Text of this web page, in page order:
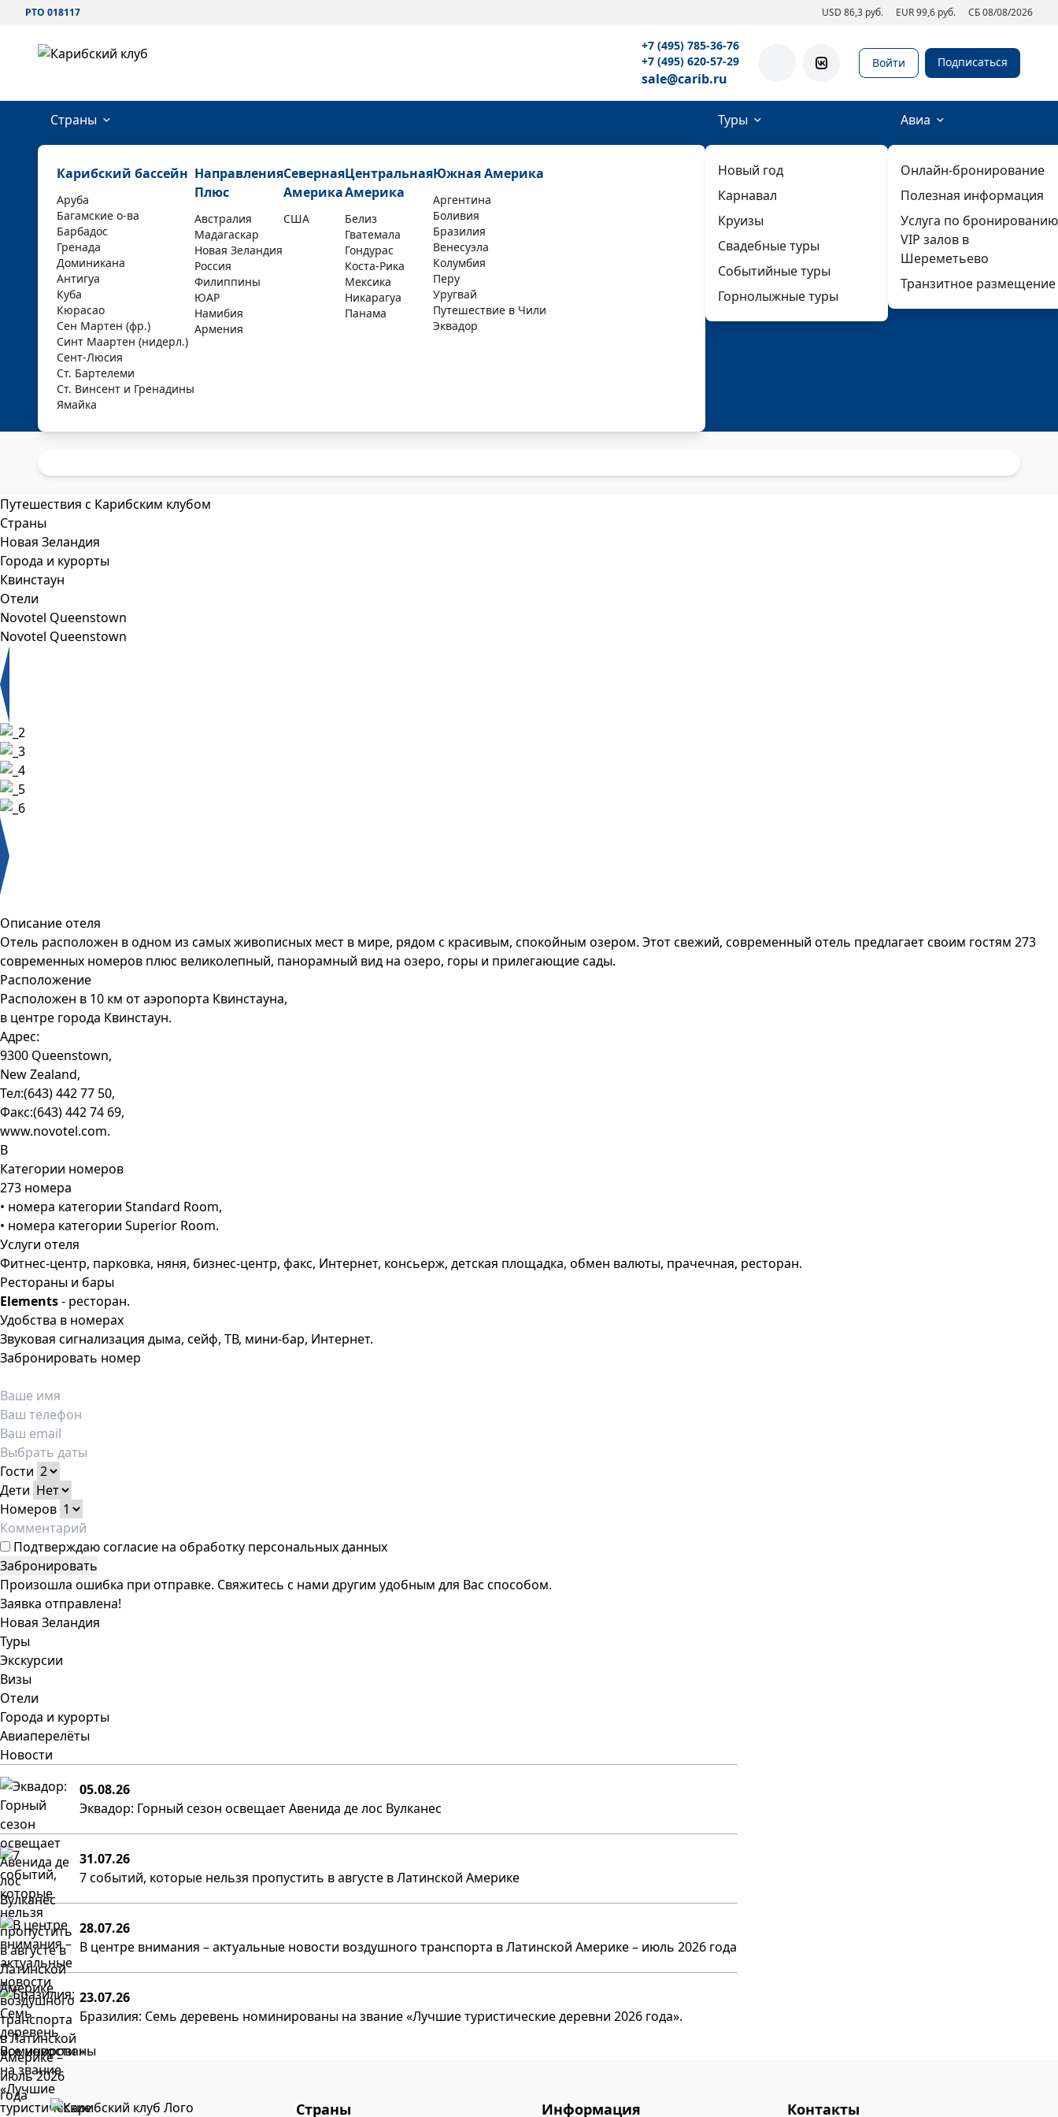
РТО 018117 USD 86,3 руб. EUR 99,6 руб. СБ 08/08/2026
+7 (495) 785-36-76
+7 (495) 620-57-29
sale@carib.ru
Войти Подписаться
Страны
Карибский бассейн
Аруба
Багамские о-ва
Барбадос
Гренада
Доминикана
Антигуа
Куба
Кюрасао
Сен Мартен (фр.)
Синт Маартен (нидерл.)
Сент-Люсия
Ст. Бартелеми
Ст. Винсент и Гренадины
Ямайка
Направления
Плюс
Австралия
Мадагаскар
Новая Зеландия
Россия
Филиппины
ЮАР
Намибия
Армения
Северная
Америка
США
Центральная
Америка
Белиз
Гватемала
Гондурас
Коста-Рика
Мексика
Никарагуа
Панама
Южная Америка
Аргентина
Боливия
Бразилия
Венесуэла
Колумбия
Перу
Уругвай
Путешествие в Чили
Эквадор
Туры
Новый год
Карнавал
Круизы
Свадебные туры
Событийные туры
Горнолыжные туры
Авиа
Онлайн-бронирование
Полезная информация
Услуга по бронированию
VIP залов в
Шереметьево
Транзитное размещение
Путешествия с Карибским клубом
Страны
Новая Зеландия
Города и курорты
Квинстаун
Отели
Novotel Queenstown
Novotel Queenstown
Описание отеля
Отель расположен в одном из самых живописных мест в мире, рядом с красивым, спокойным озером. Этот свежий, современный отель предлагает своим гостям 273
современных номеров плюс великолепный, панорамный вид на озеро, горы и прилегающие сады.
Расположение
Расположен в 10 км от аэропорта Квинстауна,
в центре города Квинстаун.
Адрес:
9300 Queenstown,
New Zealand,
Тел:(643) 442 77 50,
Факс:(643) 442 74 69,
www.novotel.com.
В
Категории номеров
273 номера
• номера категории Standard Room,
• номера категории Superior Room.
Услуги отеля
Фитнес-центр, парковка, няня, бизнес-центр, факс, Интернет, консьерж, детская площадка, обмен валюты, прачечная, ресторан.
Рестораны и бары
Elements- ресторан.
Удобства в номерах
Звуковая сигнализация дыма, сейф, ТВ, мини-бар, Интернет.
Забронировать номер
Гости
Дети
Номеров
Подтверждаюсогласие на обработку персональных данных
Забронировать
Произошла ошибка при отправке. Свяжитесь с нами другим удобным для Вас способом.
Заявка отправлена!
Новая Зеландия
Туры
Экскурсии
Визы
Отели
Города и курорты
Авиаперелёты
Новости
05.08.26
Эквадор: Горный сезон освещает Авенида де лос Вулканес
31.07.26
7 событий, которые нельзя пропустить в августе в Латинской Америке
28.07.26
В центре внимания – актуальные новости воздушного транспорта в Латинской Америке – июль 2026 года
23.07.26
Бразилия: Семь деревень номинированы на звание «Лучшие туристические деревни 2026 года».
Все новости »
Страны Информация Контакты